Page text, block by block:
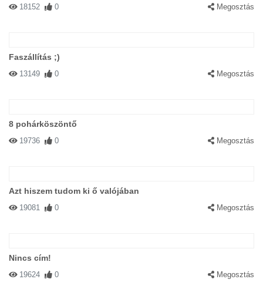
18152 0 Megosztás
Faszállítás ;)
13149 0 Megosztás
8 pohárköszöntő
19736 0 Megosztás
Azt hiszem tudom ki ő valójában
19081 0 Megosztás
Nincs cím!
19624 0 Megosztás